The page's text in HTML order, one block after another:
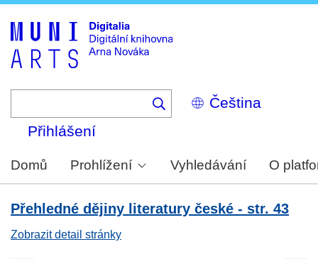
Select
your
Přihlášení
Domů Prohlížení Vyhledávání O
Přehledné dějiny literatury české - str. 43
Zobrazit detail stránky